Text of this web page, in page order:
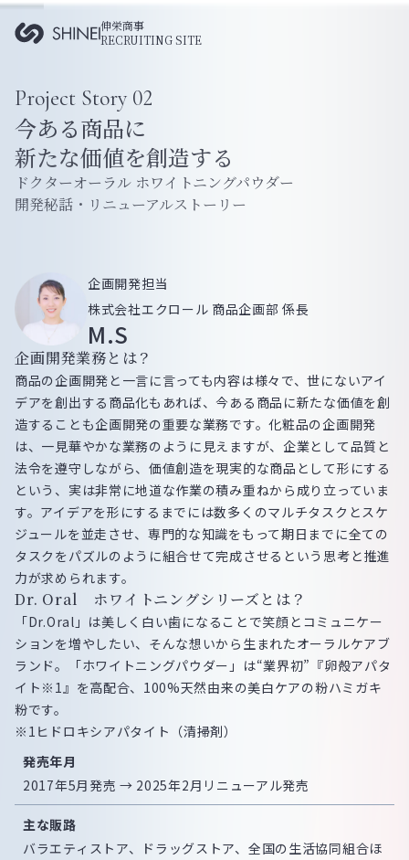
伸栄商事
RECRUITING SITE
Project Story 02
今ある商品に
新たな価値を創造する
ドクターオーラル ホワイトニングパウダー
開発秘話・リニューアルストーリー
企画開発担当
株式会社エクロール 商品企画部 係長
M.S
企画開発業務とは？
商品の企画開発と一言に言っても内容は様々で、世にないアイ
デアを創出する商品化もあれば、今ある商品に新たな価値を創
造することも企画開発の重要な業務です。化粧品の企画開発
は、一見華やかな業務のように見えますが、企業として品質と
法令を遵守しながら、価値創造を現実的な商品として形にする
という、実は非常に地道な作業の積み重ねから成り立っていま
す。アイデアを形にするまでには数多くのマルチタスクとスケ
ジュールを並走させ、専門的な知識をもって期日までに全ての
タスクをパズルのように組合せて完成させるという思考と推進
力が求められます。
Dr. Oral ホワイトニングシリーズとは？
「Dr.Oral」は美しく白い歯になることで笑顔とコミュニケー
ションを増やしたい、そんな想いから生まれたオーラルケアブ
ランド。「ホワイトニングパウダー」は“業界初”『卵殻アパタ
イト※1』を高配合、100%天然由来の美白ケアの粉ハミガキ
粉です。
※1ヒドロキシアパタイト（清掃剤）
発売年月
2017年5月発売 → 2025年2月リニューアル発売
主な販路
バラエティストア、ドラッグストア、全国の生活協同組合ほ